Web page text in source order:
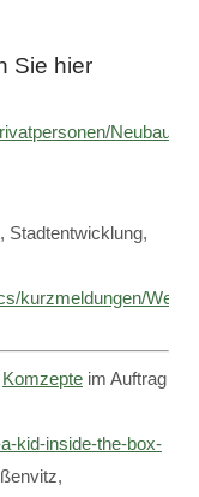
Sie hier
Neubau/
Stadtentwicklung,
kurzmeldungen/
Komzepte im Auftrag
kid-inside-the-box-